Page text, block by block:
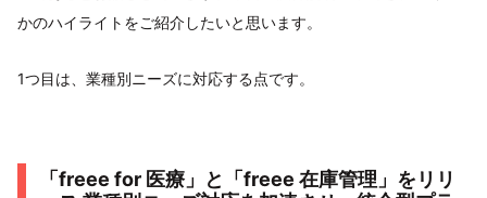
かのハイライトをご紹介したいと思います。
1つ目は、業種別ニーズに対応する点です。
「freee for 医療」と「freee 在庫管理」をリリ